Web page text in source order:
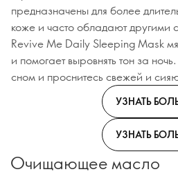
предназначены для более
коже и часто обладают другими
Revive Me Daily Sleeping Mask
и помогает выровнять тон за
сном и проснитесь свежей и
УЗНАТЬ
УЗНАТЬ
Очищающее масло